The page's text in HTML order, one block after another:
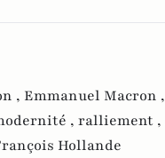
, Emmanuel Macron ,
, ralliement ,
Hollande